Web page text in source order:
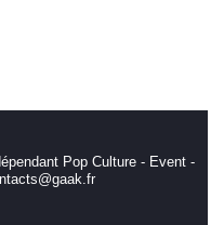
Pop Culture - Event -